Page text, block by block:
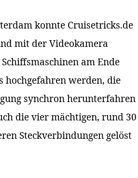
konnte Cruisetricks.de
mit der Videokamera
am Ende
hochgefahren werden, die
synchron herunterfahren
die vier mächtigen, rund 30
Steckverbindungen gelöst